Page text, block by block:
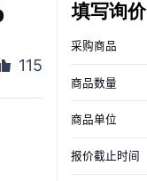
115
填写询价